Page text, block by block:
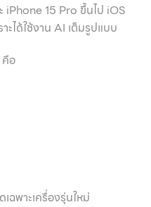
iPhone 15 Pro ขึ้นไป iOS
ะได้ใช้งาน AI เต็มรูปแบบ
คือ
ฉพาะเครื่องรุ่นใหม่